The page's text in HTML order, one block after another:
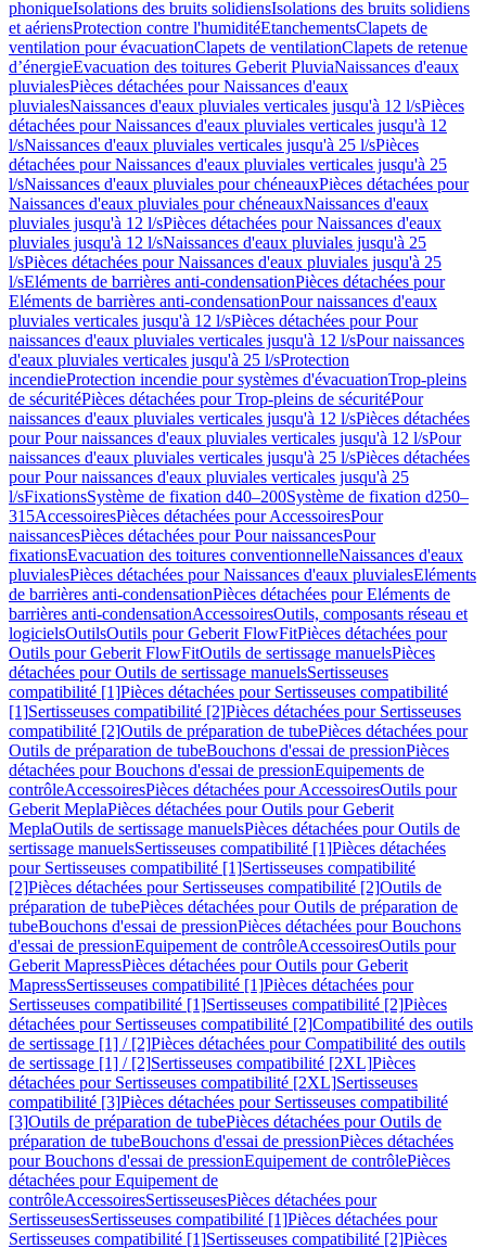
phoniqueIsolations des bruits solidiensIsolations des bruits solidiens
et aériensProtection contre l'humiditéEtanchementsClapets de
ventilation pour évacuationClapets de ventilationClapets de retenue
d’énergieEvacuation des toitures Geberit PluviaNaissances d'eaux
pluvialesPièces détachées pour Naissances d'eaux
pluvialesNaissances d'eaux pluviales verticales jusqu'à 12 l/sPièces
détachées pour Naissances d'eaux pluviales verticales jusqu'à 12
l/sNaissances d'eaux pluviales verticales jusqu'à 25 l/sPièces
détachées pour Naissances d'eaux pluviales verticales jusqu'à 25
l/sNaissances d'eaux pluviales pour chéneauxPièces détachées pour
Naissances d'eaux pluviales pour chéneauxNaissances d'eaux
pluviales jusqu'à 12 l/sPièces détachées pour Naissances d'eaux
pluviales jusqu'à 12 l/sNaissances d'eaux pluviales jusqu'à 25
l/sPièces détachées pour Naissances d'eaux pluviales jusqu'à 25
l/sEléments de barrières anti-condensationPièces détachées pour
Eléments de barrières anti-condensationPour naissances d'eaux
pluviales verticales jusqu'à 12 l/sPièces détachées pour Pour
naissances d'eaux pluviales verticales jusqu'à 12 l/sPour naissances
d'eaux pluviales verticales jusqu'à 25 l/sProtection
incendieProtection incendie pour systèmes d'évacuationTrop-pleins
de sécuritéPièces détachées pour Trop-pleins de sécuritéPour
naissances d'eaux pluviales verticales jusqu'à 12 l/sPièces détachées
pour Pour naissances d'eaux pluviales verticales jusqu'à 12 l/sPour
naissances d'eaux pluviales verticales jusqu'à 25 l/sPièces détachées
pour Pour naissances d'eaux pluviales verticales jusqu'à 25
l/sFixationsSystème de fixation d40–200Système de fixation d250–
315AccessoiresPièces détachées pour AccessoiresPour
naissancesPièces détachées pour Pour naissancesPour
fixationsEvacuation des toitures conventionnelleNaissances d'eaux
pluvialesPièces détachées pour Naissances d'eaux pluvialesEléments
de barrières anti-condensationPièces détachées pour Eléments de
barrières anti-condensationAccessoiresOutils, composants réseau et
logicielsOutilsOutils pour Geberit FlowFitPièces détachées pour
Outils pour Geberit FlowFitOutils de sertissage manuelsPièces
détachées pour Outils de sertissage manuelsSertisseuses
compatibilité [1]Pièces détachées pour Sertisseuses compatibilité
[1]Sertisseuses compatibilité [2]Pièces détachées pour Sertisseuses
compatibilité [2]Outils de préparation de tubePièces détachées pour
Outils de préparation de tubeBouchons d'essai de pressionPièces
détachées pour Bouchons d'essai de pressionEquipements de
contrôleAccessoiresPièces détachées pour AccessoiresOutils pour
Geberit MeplaPièces détachées pour Outils pour Geberit
MeplaOutils de sertissage manuelsPièces détachées pour Outils de
sertissage manuelsSertisseuses compatibilité [1]Pièces détachées
pour Sertisseuses compatibilité [1]Sertisseuses compatibilité
[2]Pièces détachées pour Sertisseuses compatibilité [2]Outils de
préparation de tubePièces détachées pour Outils de préparation de
tubeBouchons d'essai de pressionPièces détachées pour Bouchons
d'essai de pressionEquipement de contrôleAccessoiresOutils pour
Geberit MapressPièces détachées pour Outils pour Geberit
MapressSertisseuses compatibilité [1]Pièces détachées pour
Sertisseuses compatibilité [1]Sertisseuses compatibilité [2]Pièces
détachées pour Sertisseuses compatibilité [2]Compatibilité des outils
de sertissage [1] / [2]Pièces détachées pour Compatibilité des outils
de sertissage [1] / [2]Sertisseuses compatibilité [2XL]Pièces
détachées pour Sertisseuses compatibilité [2XL]Sertisseuses
compatibilité [3]Pièces détachées pour Sertisseuses compatibilité
[3]Outils de préparation de tubePièces détachées pour Outils de
préparation de tubeBouchons d'essai de pressionPièces détachées
pour Bouchons d'essai de pressionEquipement de contrôlePièces
détachées pour Equipement de
contrôleAccessoiresSertisseusesPièces détachées pour
SertisseusesSertisseuses compatibilité [1]Pièces détachées pour
Sertisseuses compatibilité [1]Sertisseuses compatibilité [2]Pièces